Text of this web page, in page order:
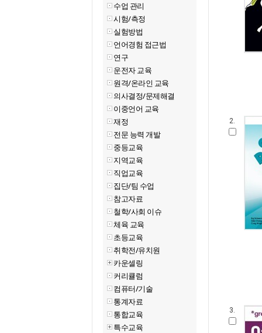
수업 관리
시험/측정
실험방법
언어경험 접근법
연구
운전자 교육
원격/온라인 교육
의사결정/문제해결
이중언어 교육
재정
전문 능력 개발
중등교육
지역교육
직업교육
집단/팀 수업
참고자료
철학/사회 이슈
체육 교육
초등교육
취학전/유치원
카운셀링
커리큘럼
컴퓨터/기술
통계자료
통합교육
특수교육
2.
3.